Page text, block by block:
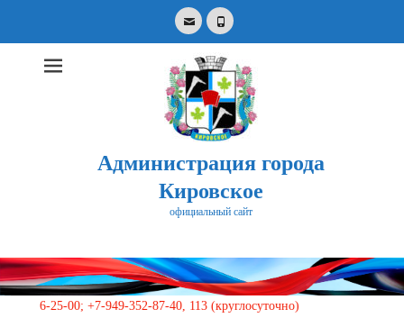
EmailPhone
Администрация города
Кировское
официальный сайт
for:
+7-949-352-87-40, 113 (круглосуточно)